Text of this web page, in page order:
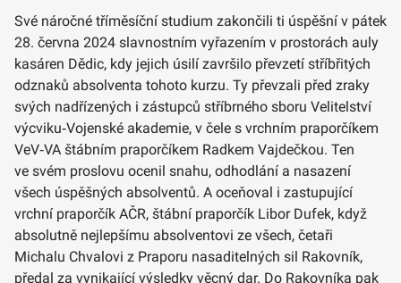
Své náročné tříměsíční studium zakončili ti úspěšní v pátek
28. června 2024 slavnostním vyřazením v prostorách auly
kasáren Dědic, kdy jejich úsilí završilo převzetí stříbřitých
odznaků absolventa tohoto kurzu. Ty převzali před zraky
svých nadřízených i zástupců stříbrného sboru Velitelství
výcviku‑Vojenské akademie, v čele s vrchním praporčíkem
VeV‑VA štábním praporčíkem Radkem Vajdečkou. Ten
ve svém proslovu ocenil snahu, odhodlání a nasazení
všech úspěšných absolventů. A oceňoval i zastupující
vrchní praporčík AČR, štábní praporčík Libor Dufek, když
absolutně nejlepšímu absolventovi ze všech, četaři
Michalu Chvalovi z Praporu nasaditelných sil Rakovník,
předal za vynikající výsledky věcný dar. Do Rakovníka pak